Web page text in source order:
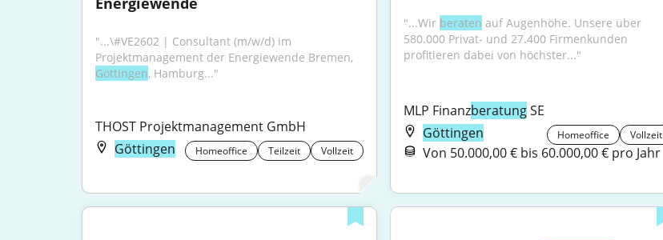
"...\#VE2602 | Consultant (m/w/d) im
Göttingen, Hamburg..."
THOST Projektmanagement GmbH
Göttingen
Homeoffice Teilzeit Vollzeit
"...Wir beraten auf Augenhöhe. Unsere über
580.000 Privat- und 27.400 Firmenkunden
profitieren dabei von höchster..."
MLP Finanzberatung SE
Göttingen
Homeoffice Vollzeit
Von 50.000,00 € bis 60.000,00 € pro Jahr